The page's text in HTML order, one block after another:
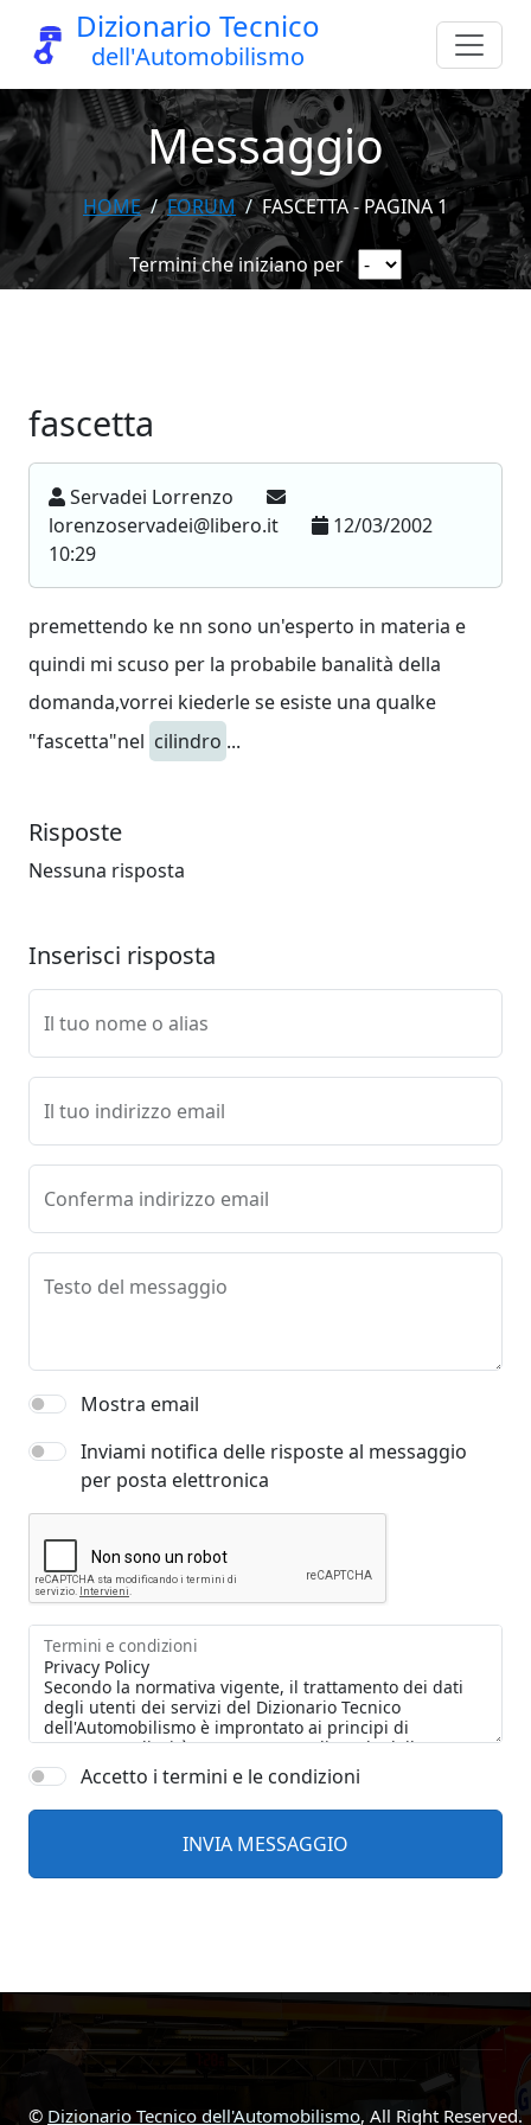
Dizionario Tecnico
dell'Automobilismo
Messaggio
HOME FORUM FASCETTA - PAGINA 1
Termini che iniziano per
fascetta
Servadei Lorrenzo
lorenzoservadei@libero.it
12/03/2002
10:29
premettendo ke nn sono un'esperto in materia e
quindi mi scuso per la probabile banalità della
domanda,vorrei kiederle se esiste una qualke
"fascetta"nel cilindro ...
Risposte
Nessuna risposta
Inserisci risposta
Il tuo nome o alias
Il tuo indirizzo email
Conferma indirizzo email
Testo del messaggio
Mostra email
Inviami notifica delle risposte al messaggio
per posta elettronica
Termini e condizioni
Accetto i termini e le condizioni
© Dizionario Tecnico dell'Automobilismo, All Right Reserved.